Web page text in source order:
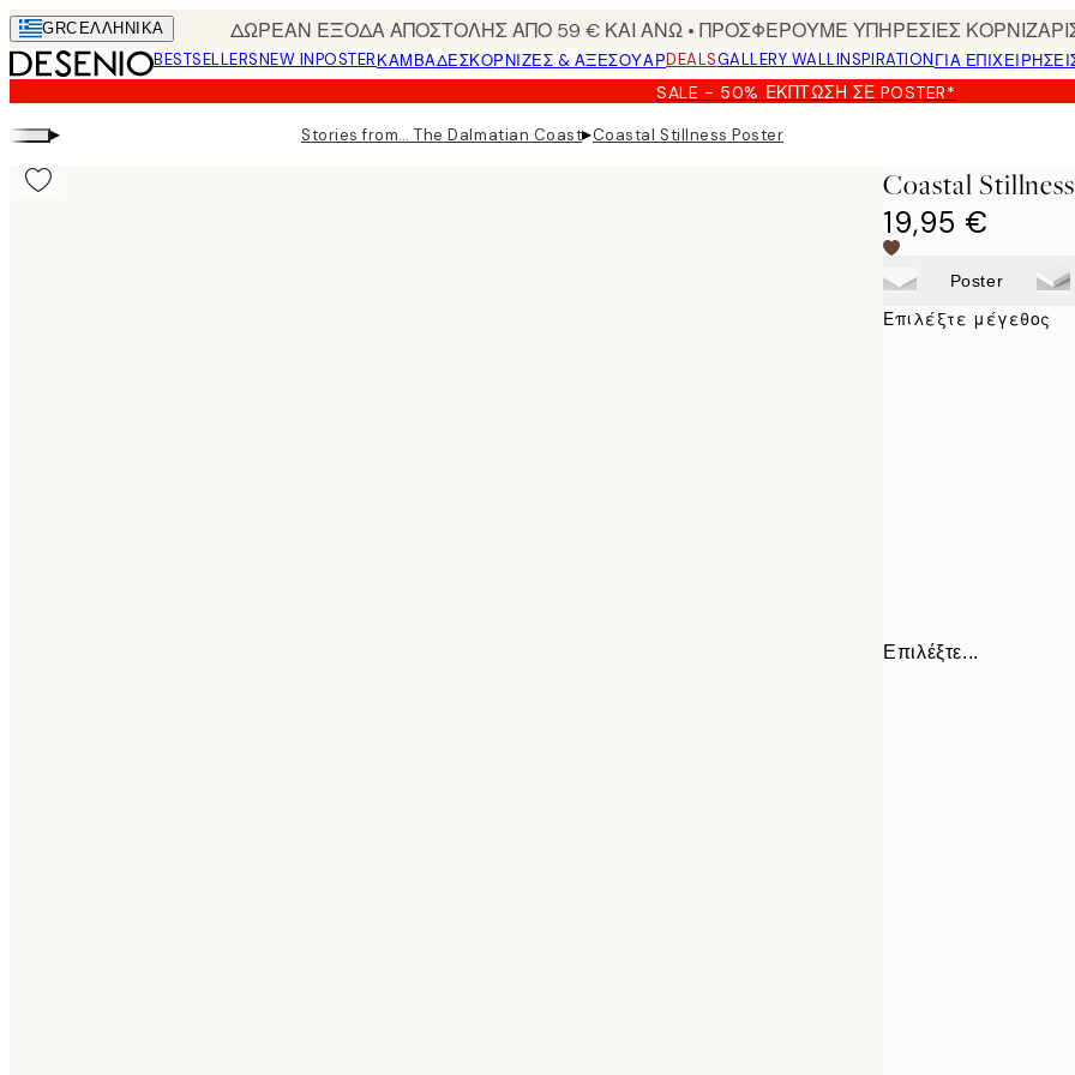
Skip
to
main
content.
GRC ΕΛΛΗΝΙΚΆ ΔΩΡΕΑΝ ΕΞΟΔΑ ΑΠΟΣΤΟΛΗΣ ΑΠΟ 59 € ΚΑΙ ΑΝΩ • ΠΡΟΣΦΕΡΟΥΜΕ ΥΠΗΡΕΣΙΕΣ
BESTSELLERSNEW INPOSTERΚΑΜΒΆΔΕΣΚΟΡΝΊΖΕΣ & ΑΞΕΣΟΥΆΡDEALSGALLERY WALLINSPIRATIONΓΙΑ
SALE - 50% ΈΚΠΤΩΣΗ ΣΕ POSTER*
▸ Stories from… The Dalmatian Coast▸Coastal Stillness Poster
Coastal
19,95 €
Poster
Επιλέξτε μέγεθος
Επιλέξτε...